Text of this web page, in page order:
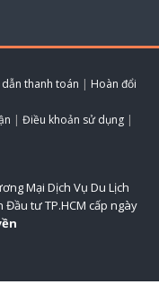
thanh toán | Hoàn đổi
| Điều khoản sử dụng |
Mại Dịch Vụ Du Lịch
Đầu tư TP.HCM cấp ngày